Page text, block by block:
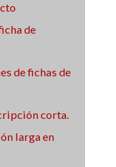
de
de fichas de
corta.
larga en